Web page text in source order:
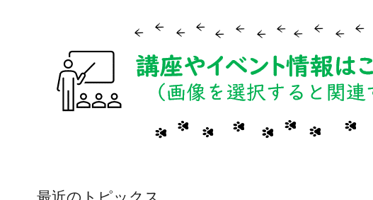
最近のトピックス